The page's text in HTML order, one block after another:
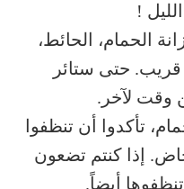
!
الحمام، الحائط،
قريب. حتى ستائر
وقت لآخر.
تأكدوا أن تنظفوا
إذا كنتم تضعون
أيضاً.